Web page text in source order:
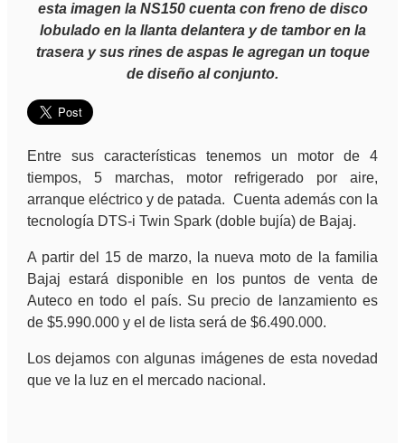
esta imagen la NS150 cuenta con freno de disco
lobulado en la llanta delantera y de tambor en la
trasera y sus rines de aspas le agregan un toque
de diseño al conjunto.
Entre sus características tenemos un motor de 4
tiempos, 5 marchas, motor refrigerado por aire,
arranque eléctrico y de patada. Cuenta además con la
tecnología DTS-i Twin Spark (doble bujía) de Bajaj.
A partir del 15 de marzo, la nueva moto de la familia
Bajaj estará disponible en los puntos de venta de
Auteco en todo el país. Su precio de lanzamiento es
de $5.990.000 y el de lista será de $6.490.000.
Los dejamos con algunas imágenes de esta novedad
que ve la luz en el mercado nacional.